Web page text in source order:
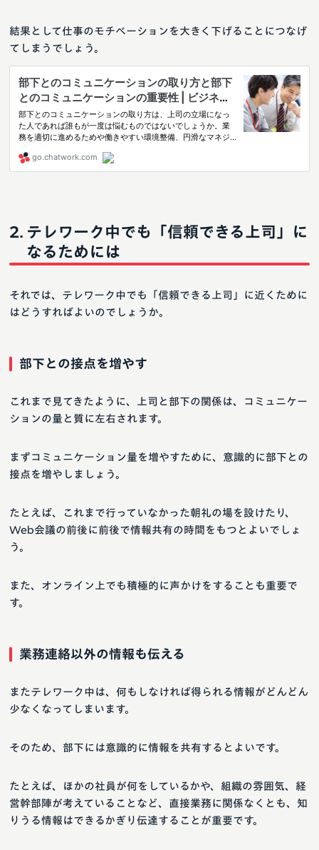
結果として仕事のモチベーションを大きく下げることにつなげ
てしまうでしょう。
テレワーク中でも「信頼できる上司」に
なるためには
それでは、テレワーク中でも「信頼できる上司」に近くために
はどうすればよいのでしょうか。
部下との接点を増やす
これまで見てきたように、上司と部下の関係は、コミュニケー
ションの量と質に左右されます。
まずコミュニケーション量を増やすために、意識的に部下との
接点を増やしましょう。
たとえば、これまで行っていなかった朝礼の場を設けたり、
Web会議の前後に前後で情報共有の時間をもつとよいでしょ
う。
また、オンライン上でも積極的に声かけをすることも重要で
す。
業務連絡以外の情報も伝える
またテレワーク中は、何もしなければ得られる情報がどんどん
少なくなってしまいます。
そのため、部下には意識的に情報を共有するとよいです。
たとえば、ほかの社員が何をしているかや、組織の雰囲気、経
営幹部陣が考えていることなど、直接業務に関係なくとも、知
りうる情報はできるかぎり伝達することが重要です。